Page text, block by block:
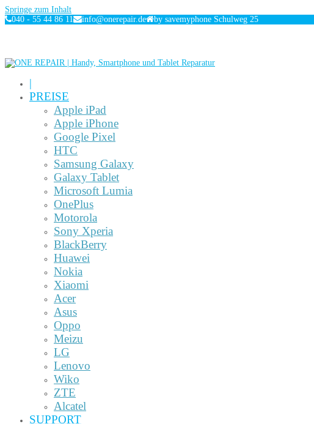
Springe zum Inhalt
040 - 55 44 86 11
info@onerepair.de by savemyphone Schulweg 25
|
PREISE
Apple iPad
Apple iPhone
Google Pixel
HTC
Samsung Galaxy
Galaxy Tablet
Microsoft Lumia
OnePlus
Motorola
Sony Xperia
BlackBerry
Huawei
Nokia
Xiaomi
Acer
Asus
Oppo
Meizu
LG
Lenovo
Wiko
ZTE
Alcatel
SUPPORT